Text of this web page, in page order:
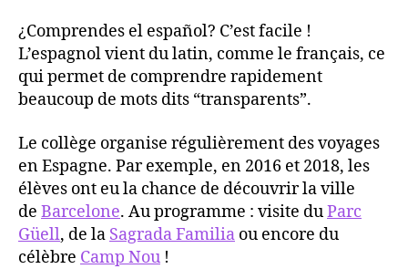
¿Comprendes el español? C’est facile !
L’espagnol vient du latin, comme le français, ce
qui permet de comprendre rapidement
beaucoup de mots dits “transparents”.
Le collège organise régulièrement des voyages
en Espagne. Par exemple, en 2016 et 2018, les
élèves ont eu la chance de découvrir la ville
de Barcelone. Au programme : visite duParc
Güell, de la Sagrada Familia ou encore du
célèbre Camp Nou !